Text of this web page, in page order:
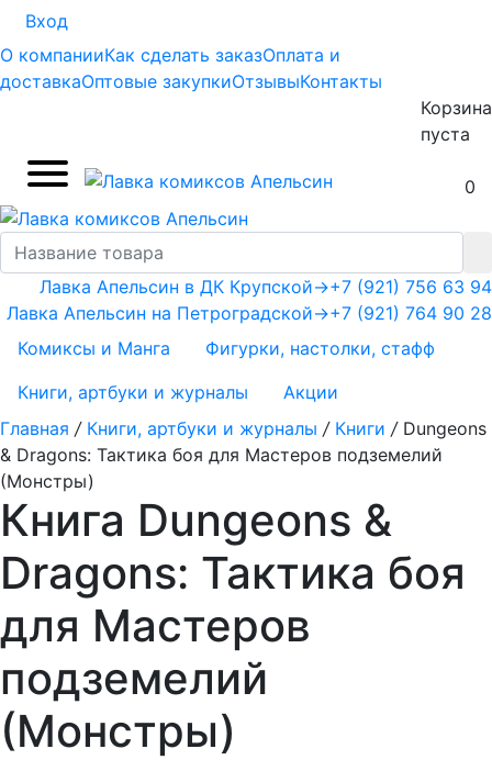
Вход
О компанииКак сделать заказОплата и
доставкаОптовые закупкиОтзывыКонтакты
Корзина
пуста
0
+7 (921) 756 63 94
+7 (921) 764 90 28
Лавка Апельсин в ДК Крупской→
Лавка Апельсин на Петроградской→
Комиксы и Манга
Фигурки, настолки, стафф
Книги, артбуки и журналы
Акции
Главная / Книги, артбуки и журналы / Книги / Dungeons
& Dragons: Тактика боя для Мастеров подземелий
(Монстры)
Книга Dungeons &
Dragons: Тактика боя
для Мастеров
подземелий
(Монстры)